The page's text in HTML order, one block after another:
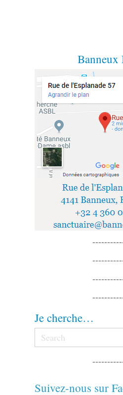
Banneux
Je cherche…
Suivez-nous sur